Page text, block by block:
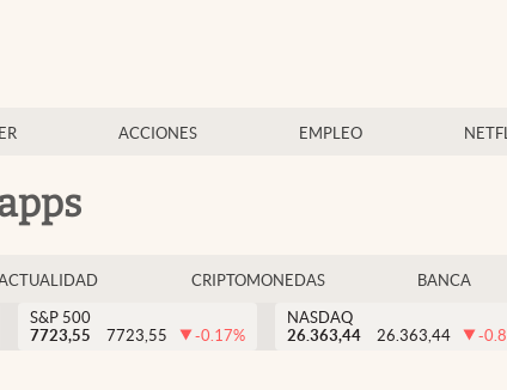
ACCIONES EMPLEO
CRIPTOMONEDAS BANCA
S&P 500
7723,55
7723,55 -0.17%
NASDAQ
26.363,44
26.363,44 -